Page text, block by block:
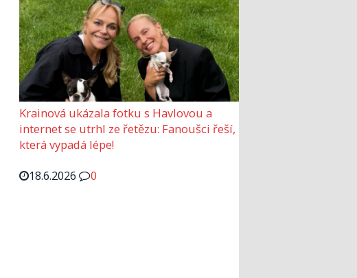
Krainová ukázala fotku s Havlovou a
internet se utrhl ze řetězu: Fanoušci řeší,
která vypadá lépe!
18.6.2026
0